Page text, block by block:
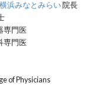
浜みなとみらい院長
専門医
専門医
of Physicians